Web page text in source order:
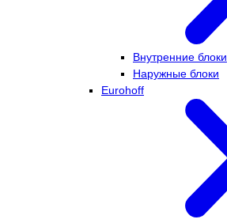
Внутренние блоки
Наружные блоки
Eurohoff